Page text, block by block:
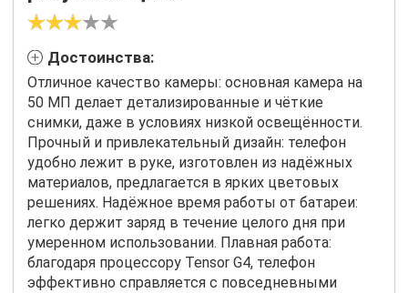
Достоинства:
Отличное качество камеры: основная камера на
50 МП делает детализированные и чёткие
снимки, даже в условиях низкой освещённости.
Прочный и привлекательный дизайн: телефон
удобно лежит в руке, изготовлен из надёжных
материалов, предлагается в ярких цветовых
решениях. Надёжное время работы от батареи:
легко держит заряд в течение целого дня при
умеренном использовании. Плавная работа:
благодаря процессору Tensor G4, телефон
эффективно справляется с повседневными